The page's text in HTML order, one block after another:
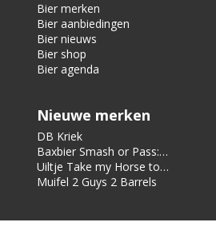
Bier merken
Bier aanbiedingen
Bier nieuws
Bier shop
Bier agenda
Nieuwe merken
DB Kriek
Baxbier Smash or Pass:
Strata
Uiltje Take my Horse to
the Hotel Room
Muifel 2 Guys 2 Barrels